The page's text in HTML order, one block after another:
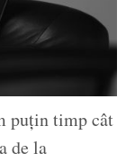
puțin timp cât
de la